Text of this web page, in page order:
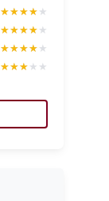
★★★★★
★★★★★
★★★★★
★★★★★
★★★★★
★★★★★
★★★★★
★★★★★